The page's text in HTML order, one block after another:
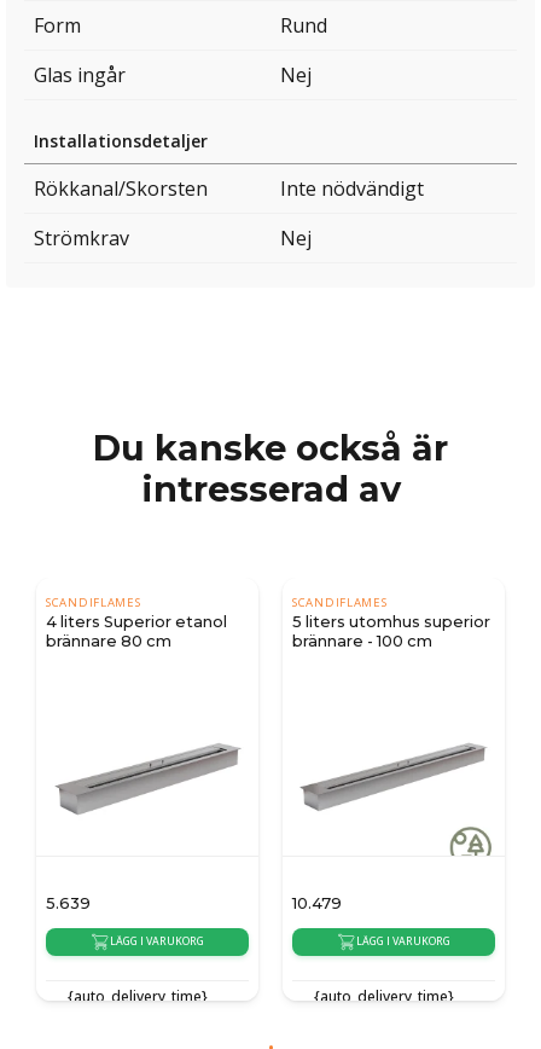
Form
Rund
Glas ingår
Nej
Installationsdetaljer
Rökkanal/Skorsten
Inte nödvändigt
Strömkrav
Nej
Du kanske också är
intresserad av
SCANDIFLAMES
4 liters Superior etanol
brännare 80 cm
5.639
LÄGG I VARUKORG
{auto_delivery_time}
SCANDIFLAMES
5 liters utomhus superior
brännare - 100 cm
10.479
LÄGG I VARUKORG
{auto_delivery_time}